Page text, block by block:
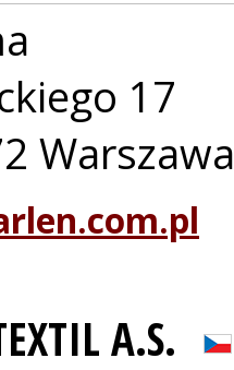
17
Warszawa
A.S.